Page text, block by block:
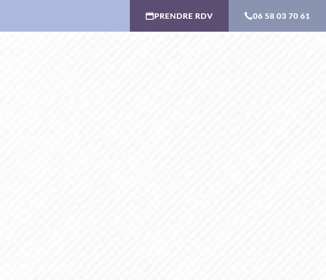
PRENDRE RDV 06 58 03 70 61